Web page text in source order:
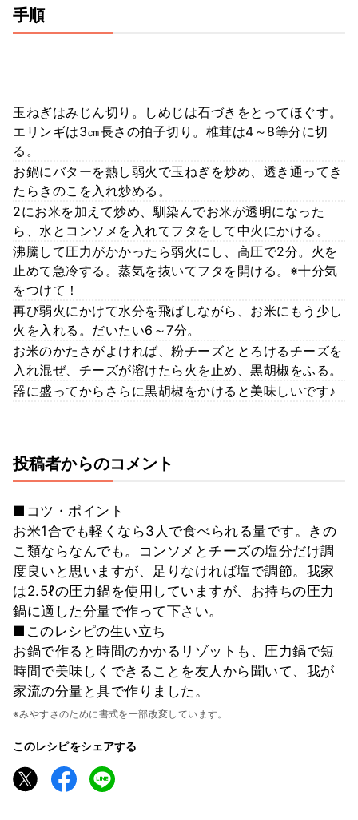
手順
玉ねぎはみじん切り。しめじは石づきをとってほぐす。
エリンギは3㎝長さの拍子切り。椎茸は4～8等分に切
る。
お鍋にバターを熱し弱火で玉ねぎを炒め、透き通ってき
たらきのこを入れ炒める。
2にお米を加えて炒め、馴染んでお米が透明になった
ら、水とコンソメを入れてフタをして中火にかける。
沸騰して圧力がかかったら弱火にし、高圧で2分。火を
止めて急冷する。蒸気を抜いてフタを開ける。※十分気
をつけて！
再び弱火にかけて水分を飛ばしながら、お米にもう少し
火を入れる。だいたい6～7分。
お米のかたさがよければ、粉チーズととろけるチーズを
入れ混ぜ、チーズが溶けたら火を止め、黒胡椒をふる。
器に盛ってからさらに黒胡椒をかけると美味しいです♪
投稿者からのコメント
■コツ・ポイント
お米1合でも軽くなら3人で食べられる量です。きの
こ類ならなんでも。コンソメとチーズの塩分だけ調
度良いと思いますが、足りなければ塩で調節。我家
は2.5ℓの圧力鍋を使用していますが、お持ちの圧力
鍋に適した分量で作って下さい。
■このレシピの生い立ち
お鍋で作ると時間のかかるリゾットも、圧力鍋で短
時間で美味しくできることを友人から聞いて、我が
家流の分量と具で作りました。
※みやすさのために書式を一部改変しています。
このレシピをシェアする